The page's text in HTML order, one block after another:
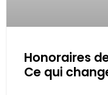
Honoraires
Ce qui